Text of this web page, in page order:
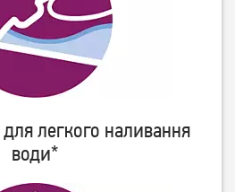
Праска Tefal Express Steam
1 739
легкого наливання
води*